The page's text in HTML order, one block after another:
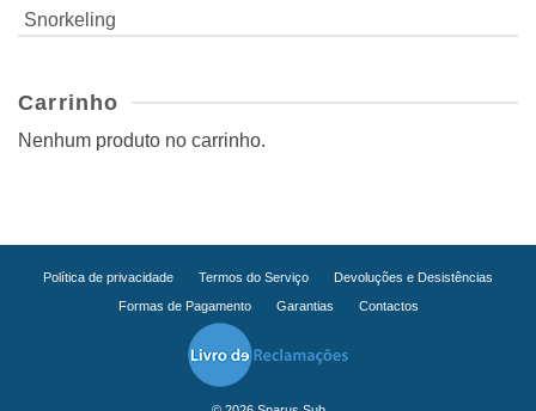
Snorkeling
Carrinho
Nenhum produto no carrinho.
Política de privacidade Termos do Serviço
Devoluções e Desistências
Formas de Pagamento
Garantias Contactos